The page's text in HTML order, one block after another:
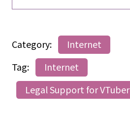
Category:
Internet
Tag:
Internet
Legal Support for VTuber